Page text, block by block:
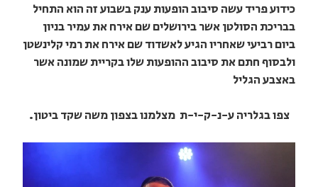
כידוע פריד עשה סיבוב הופעות ענק בשבוע זה הוא התחיל
בבריכת הסולטן אשר בירושלים שם אירח את עמיר בניון
ביום רביעי שאחריו הגיע לאשדוד שם אירח את רמי קלינשטן
ולבסוף חתם את סיבוב ההופעות שלו בקריית שמונה אשר
באצבע הגליל
צפו בגלריה ע-נ-ק-י-ת מצלמנו בצפון משה שקד ביטון.